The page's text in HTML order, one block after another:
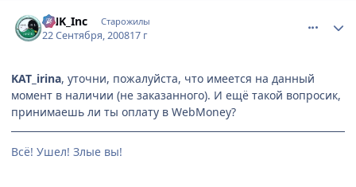
DNK_Inc Старожилы
22 Сентября, 200817 г
KAT_irina, уточни, пожалуйста, что имеется на данный
момент в наличии (не заказанного). И ещё такой вопросик,
принимаешь ли ты оплату в WebMoney?
Всё! Ушел! Злые вы!